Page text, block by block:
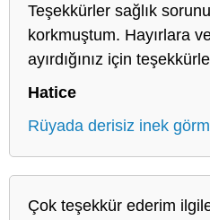
Teşekkürler sağlık
korkmuştum. Hayırlara
ayırdığınız için
Hatice
Rüyada derisiz inek
Çok teşekkür ederim